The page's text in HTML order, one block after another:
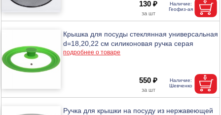
130 ₽
Крышка для посуды стеклянная универсальная
d=18,20,22 см силиконовая ручка серая
подробнее о товаре
550 ₽
Ручка для крышки на посуду из нержавеющей